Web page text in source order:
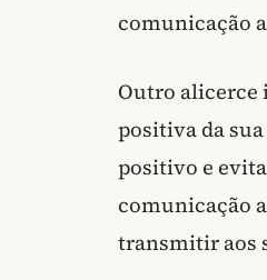
comunicação
Outro alicerce
positiva da
positivo e
comunicação
transmitir aos